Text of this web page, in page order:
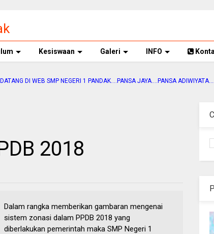
Kesiswaan Galeri INFO
DI WEB SMP NEGERI 1 PANDAK....PANSA JAYA....PANSA ADIWIYATA....PANSA
2018
Dalam rangka memberikan gambaran mengenai
sistem zonasi dalam PPDB 2018 yang
diberlakukan pemerintah maka SMP Negeri 1